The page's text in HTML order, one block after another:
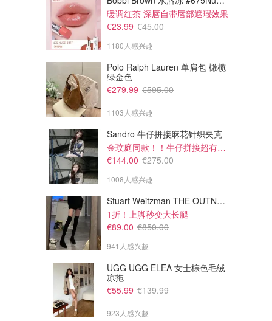
暖调红茶 深唇自带唇部遮瑕效果
€23.99 €45.00
1180人感兴趣
Polo Ralph Lauren 单肩包 橄榄
绿金色
€279.99 €595.00
1103人感兴趣
Sandro 牛仔拼接麻花针织夹克
金玟庭同款！！牛仔拼接超有层次感
€144.00 €275.00
1008人感兴趣
Stuart Weitzman THE OUTNET Jocey 弹力绒面过膝靴
1折！上脚秒变大长腿
€89.00 €850.00
941人感兴趣
UGG UGG ELEA 女士棕色毛绒
凉拖
€55.99 €139.99
923人感兴趣